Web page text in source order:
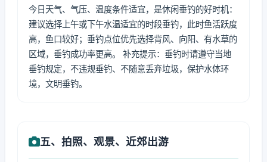
今日天气、气压、温度条件适宜，是休闲垂钓的好时机：
建议选择上午或下午水温适宜的时段垂钓，此时鱼活跃度
高，鱼口较好；垂钓点位优先选择背风、向阳、有水草的
区域，垂钓成功率更高。 补充提示：垂钓时请遵守当地
垂钓规定，不违规垂钓、不随意丢弃垃圾，保护水体环
境，文明垂钓。
五、拍照、观景、近郊出游